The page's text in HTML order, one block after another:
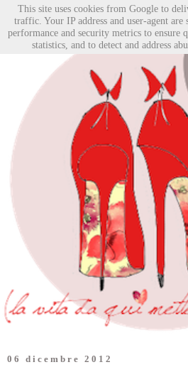
06 dicembre 2012
This site uses cookies from Google to
traffic. Your IP address and user-agent
performance and security metrics to ensure
statistics, and to detect and address